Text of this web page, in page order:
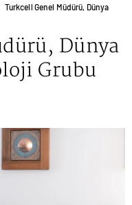
Turkcell Genel Müdürü, Dünya
Dünya
Grubu